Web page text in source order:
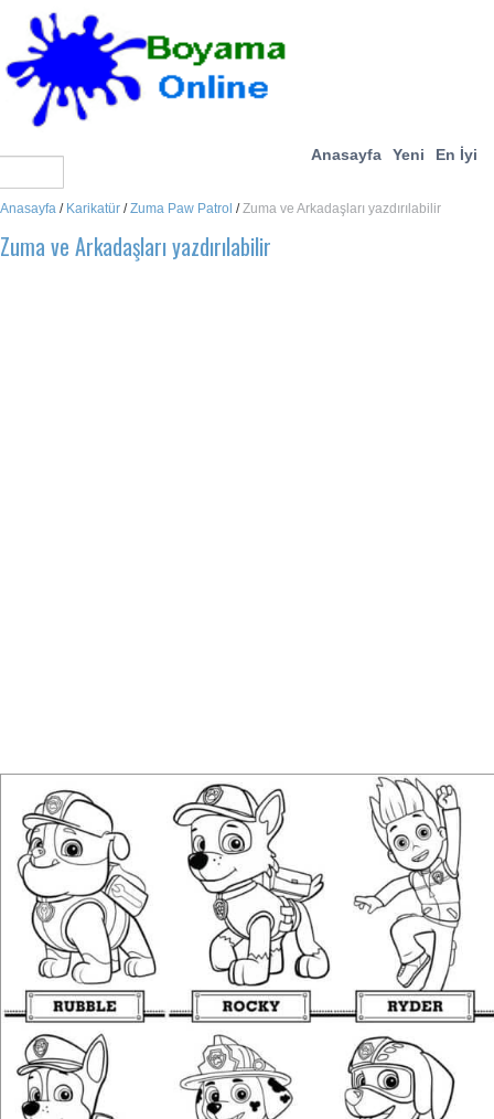
Anasayfa Yeni En İyi
Anasayfa / Karikatür /Zuma Paw Patrol /Zuma ve Arkadaşları yazdırılabilir
Zuma ve Arkadaşları yazdırılabilir